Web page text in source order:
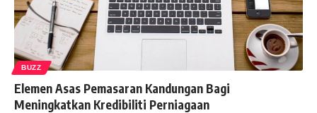
BUZZ
Elemen Asas Pemasaran Kandungan Bagi
Meningkatkan Kredibiliti Perniagaan